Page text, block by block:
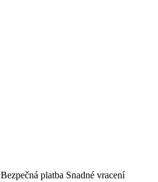
Bezpečná platba Snadné vracení